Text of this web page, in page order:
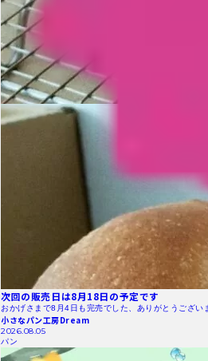
次回の販売日は8月18日の予定です
おかげさまで8月4日も完売でした、ありがとうござい
小さなパン工房Dream
2026.08.05
パン